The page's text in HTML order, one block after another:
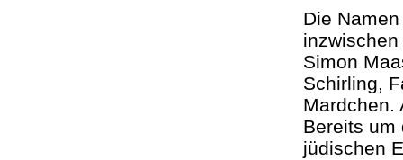
Die
Simon
Schirling,
Mardchen.
Bereits um
jüdischen